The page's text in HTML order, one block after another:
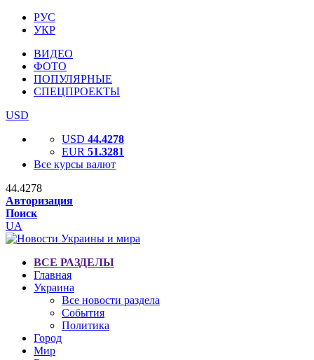
РУС
УКР
ВИДЕО
ФОТО
ПОПУЛЯРНЫЕ
СПЕЦПРОЕКТЫ
USD
USD 44.4278
EUR 51.3281
Все курсы валют
44.4278
Авторизация
Поиск
UA
ВСЕ РАЗДЕЛЫ
Главная
Украина
Все новости раздела
События
Политика
Город
Мир